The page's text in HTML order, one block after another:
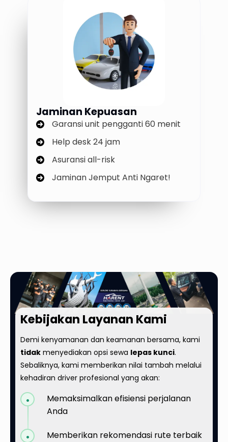
Jaminan Kepuasan
Garansi unit pengganti 60 menit
Help desk 24 jam
Asuransi all-risk
Jaminan Jemput Anti Ngaret!
Kebijakan Layanan Kami
Demi kenyamanan dan keamanan bersama, kami
tidak menyediakan opsi sewa lepas kunci.
Sebaliknya, kami memberikan nilai tambah melalui
kehadiran driver profesional yang akan:
Memaksimalkan efisiensi perjalanan
Anda
Memberikan rekomendasi rute terbaik